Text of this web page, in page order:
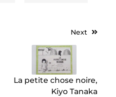
Next
La petite chose noire,
Kiyo Tanaka